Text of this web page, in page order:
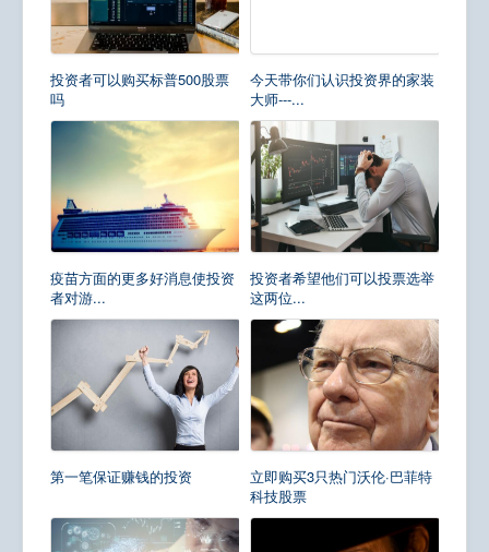
投资者可以购买标普500股票
吗
今天带你们认识投资界的家装
大师---...
疫苗方面的更多好消息使投资
者对游...
投资者希望他们可以投票选举
这两位...
第一笔保证赚钱的投资
立即购买3只热门沃伦·巴菲特
科技股票